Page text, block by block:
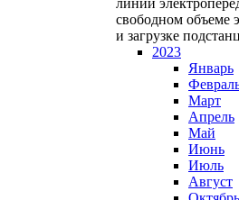
линий
свободном объеме
и загрузке
2023
Январь
Март
Апрель
Май
Июнь
Июль
Август